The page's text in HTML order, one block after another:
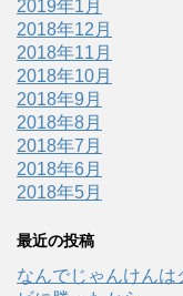
2019年1月
2018年12月
2018年11月
2018年10月
2018年9月
2018年8月
2018年7月
2018年6月
2018年5月
最近の投稿
なんでじゃんけん